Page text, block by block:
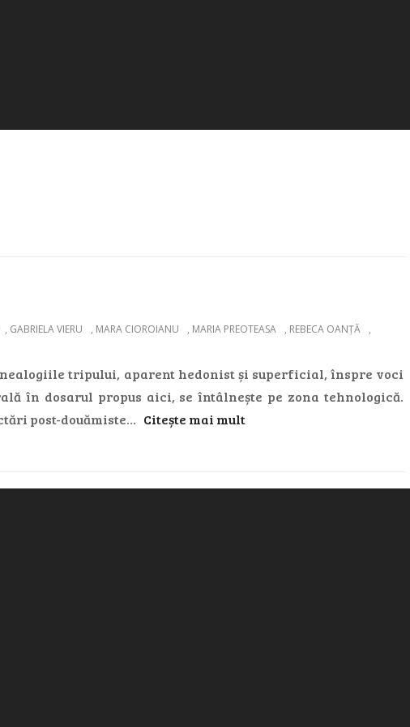
, GABRIELA VIERU , MARA CIOROIANU , MARIA PREOTEASA , REBECA OANŢĂ
,
tripului, aparent hedonist și superficial, înspre voci
în dosarul propus aici, se întâlnește pe zona tehnologică.
post-douămiste… Citește mai mult